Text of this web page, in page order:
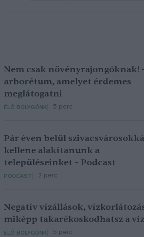
Nem csak növényrajongóknak!
arborétum, amelyet érdemes
meglátogatni
ÉLŐ BOLYGÓNK 5 perc
Pár éven belül szivacsvárosokká
kellene alakítanunk a
településeinket – Podcast
PODCAST 2 perc
Negatív vízállások,
miképp takarékoskodhatsz a
ÉLŐ BOLYGÓNK 5 perc